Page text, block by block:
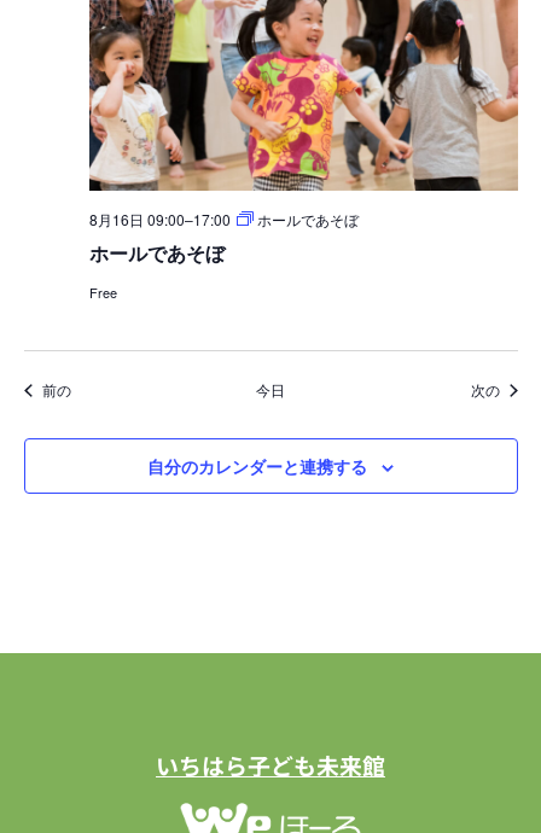
8月16日 09:00–17:00 ホールであそぼ
ホールであそぼ
Free
前のイベント 今日 次のイベ
自分のカレンダーと連携する
いちはら子ども未来館